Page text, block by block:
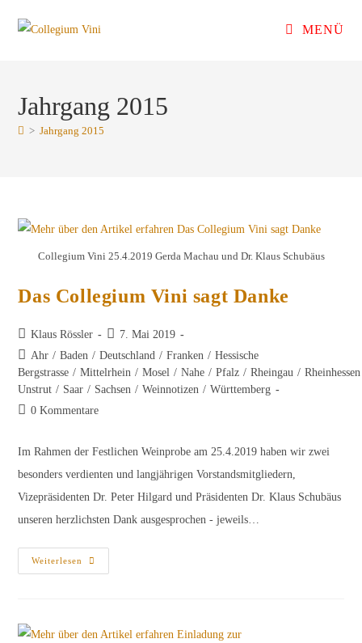
Inhalt
MENÜ
Jahrgang 2015
> Jahrgang 2015
Collegium Vini 25.4.2019 Gerda Machau und Dr. Klaus Schubäus
Das Collegium Vini sagt Danke
Beitrags-
Autor:
Klaus Rössler
Beitrag
veröffentlicht:
7. Mai 2019
Beitrags-
Kategorie:
Ahr / Baden / Deutschland / Franken / Hessische
Bergstrasse / Mittelrhein / Mosel / Nahe / Pfalz / Rheingau / Rheinhessen
Unstrut / Saar / Sachsen / Weinnotizen / Württemberg
Beitrags-
0 Kommentare
Im Rahmen der Festlichen Weinprobe am 25.4.2019 haben wir zwei
besonders verdienten und langjährigen Vorstandsmitgliedern,
Vizepräsidenten Dr. Peter Hilgard und Präsidenten Dr. Klaus Schubäus
unseren herzlichsten Dank ausgesprochen - jeweils…
Weiterlesen
Das
Collegium